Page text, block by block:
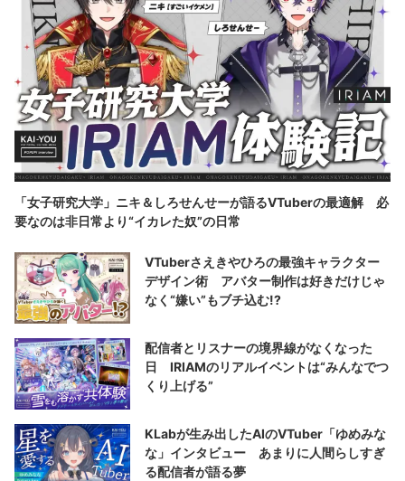
「女子研究大学」ニキ＆しろせんせーが語るVTuberの最適解 必
要なのは非日常より“イカレた奴”の日常
VTuberさえきやひろの最強キャラクター
デザイン術 アバター制作は好きだけじゃ
なく“嫌い”もブチ込む!?
配信者とリスナーの境界線がなくなった
日 IRIAMのリアルイベントは“みんなでつ
くり上げる”
KLabが生み出したAIのVTuber「ゆめみな
な」インタビュー あまりに人間らしすぎ
る配信者が語る夢